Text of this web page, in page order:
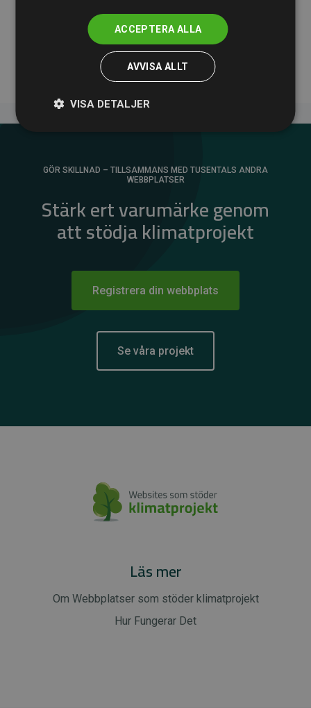
de beräknade CO₂-utsläppenfrån
medlemswebbplatser – ett tydligt bevis på att vårt
arbetssätt ger mätbar klimatnytta.
GÖR SKILLNAD – TILLSAMMANS MED TUSENTALS ANDRA
WEBBPLATSER
Stärk ert varumärke genom
att stödja klimatprojekt
Registrera din webbplats
Se våra projekt
Läs mer
Om Webbplatser som stöder klimatprojekt
Hur Fungerar Det
ACCEPTERA ALLA
AVVISA ALLT
VISA DETALJER